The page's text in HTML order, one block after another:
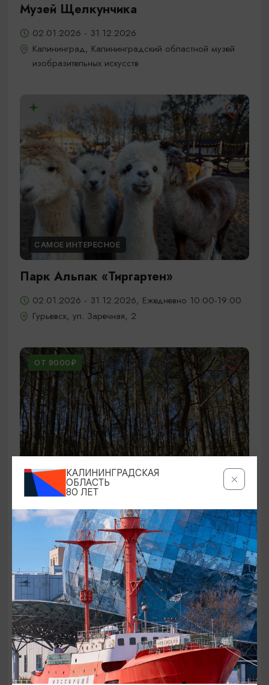
Музей Щелкунчика
02.01.2026 - 31.12.2026
Калининград, Калининградский областной музей
изобразительных искусств
САМОЕ ИНТЕРЕСНОЕ
Парк Альпак «Тиргартен»
02.01.2026 - 31.12.2026, Ежедневно 10:00-19:00
Гурьевск, ул. Заречная, 2
ОТ 9000₽
ЭКСКУРСИИ УЧРЕЖДЕНИЙ КУЛЬТУРЫ
Аудиоспектакль «Истории Куршской
косы»
01.02.2026 - 31.12.2026, 13:00
Куршская коса
ОТ 2500₽
КАЛИНИНГРАДСКАЯ
ОБЛАСТЬ
80 ЛЕТ